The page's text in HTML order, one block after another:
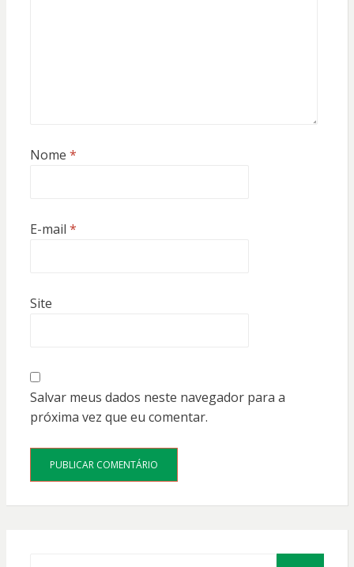
Nome *
E-mail *
Site
Salvar meus dados neste navegador para a
próxima vez que eu comentar.